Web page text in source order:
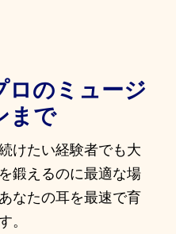
ロのミュージ
まで
けたい経験者でも大
鍛えるのに最適な場
なたの耳を最速で育
。